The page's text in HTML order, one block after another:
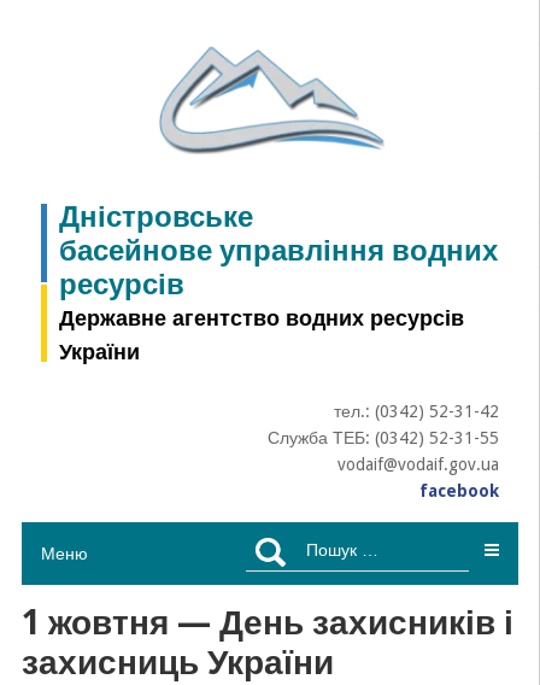
Дністровське
басейнове управління водних
ресурсів
Державне агентство водних ресурсів
України
тел.: (0342) 52-31-42
Служба ТЕБ: (0342) 52-31-55
vodaif@vodaif.gov.ua
facebook
Меню
Пошук:
1 жовтня — День захисників і
захисниць України